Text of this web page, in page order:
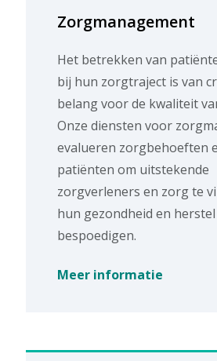
Zorgmanagement
Het betrekken van
bij hun zorgtraject is van
belang voor de kwaliteit
Onze diensten voor
evalueren zorgbehoeften
patiënten om uitstekende
zorgverleners en zorg te
hun gezondheid en
bespoedigen.
Meer informatie